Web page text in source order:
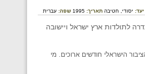
יסודי, חטיבה תאריך: 1995 שפה: עברית
בנושא השילומים, שהתקיים בשנים 1952-1951, הסעיר את הציבור הישראלי חודשים ארוכים. מי